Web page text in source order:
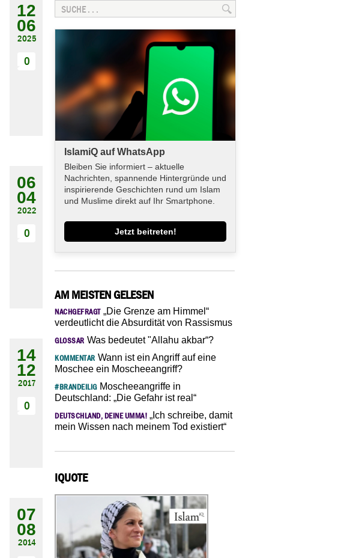
12
06
2025
0
06
04
2022
0
14
12
2017
0
07
08
2014
IslamiQ auf WhatsApp
Bleiben Sie informiert – aktuelle
Nachrichten, spannende Hintergründe und
inspirierende Geschichten rund um Islam
und Muslime direkt auf Ihr Smartphone.
Jetzt beitreten!
AM MEISTEN GELESEN
NACHGEFRAGT„Die Grenze am Himmel“
verdeutlicht die Absurdität von Rassismus
GLOSSAR Was bedeutet "Allahu akbar“?
KOMMENTAR Wann ist ein Angriff auf eine
Moschee ein Moscheeangriff?
#BRANDEILIGMoscheeangriffe in
Deutschland: „Die Gefahr ist real“
DEUTSCHLAND, DEINE UMMA! „Ich schreibe, damit
mein Wissen nach meinem Tod existiert“
IQUOTE